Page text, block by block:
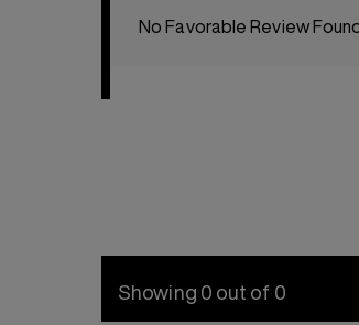
No Favorable Review Found
Showing 0 out of 0